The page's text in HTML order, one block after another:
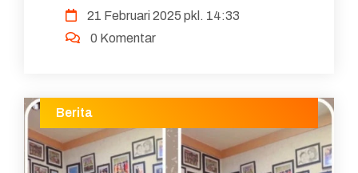
SDM, khususnya guru. Apresiasi tinggi kepada
Bapak Rachmadi ata...
21 Februari 2025 pkl. 14:33
0 Komentar
Berita